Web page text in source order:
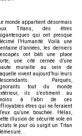
monde appartient désormais
Titans, des êtres
qui ont presque
l’Humanité. Voilà une
d’années, les derniers
ont bâti une place
une cité cernée d’une
muraille au sein de
laquelle vivent aujourd’hui leurs
Parqués,
tout du monde
ils s’estiment au
à l’abri de ces
êtres qui ne feraient
qu’une bouchée. Hélas,
illusion de sécurité vole en
le jour où surgit un Titan